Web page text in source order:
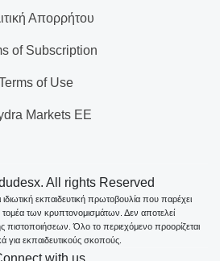
Απορρήτου
of Subscription
of Use
Markets EE
All rights Reserved
εκπαιδευτική πρωτοβουλία που παρέχει
των κρυπτονομισμάτων. Δεν αποτελεί
Όλο το περιεχόμενο προορίζεται
για εκπαιδευτικούς σκοπούς.
with us